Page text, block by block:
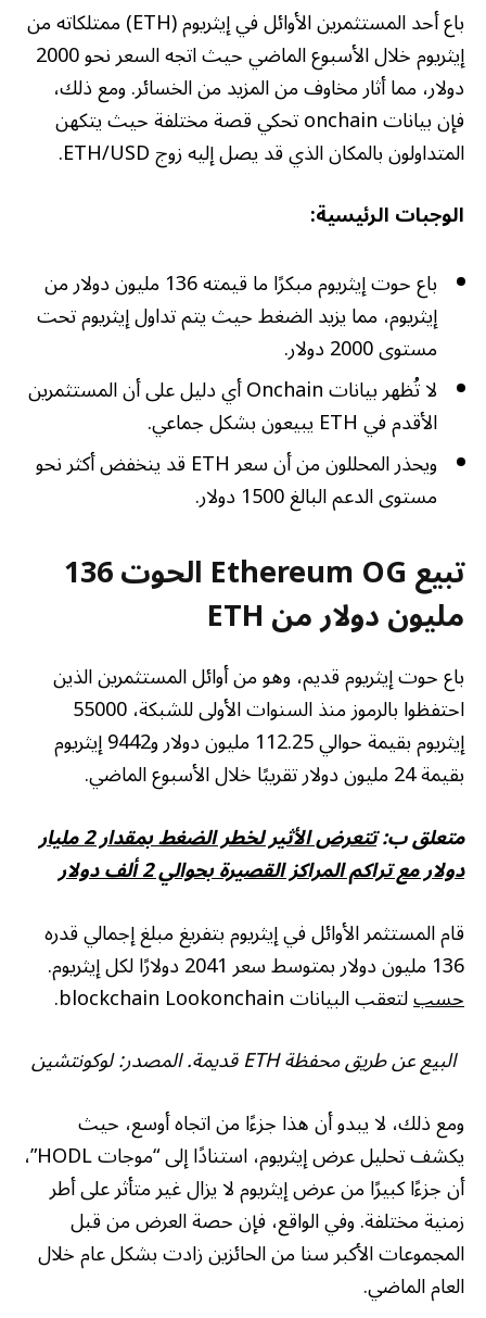
باع أحد المستثمرين الأوائل في إيثريوم (ETH) ممتلكاته من
إيثريوم خلال الأسبوع الماضي حيث اتجه السعر نحو 2000
دولار، مما أثار مخاوف من المزيد من الخسائر. ومع ذلك،
فإن بيانات onchain تحكي قصة مختلفة حيث يتكهن
المتداولون بالمكان الذي قد يصل إليه زوج ETH/USD.
الوجبات الرئيسية:
باع حوت إيثريوم مبكرًا ما قيمته 136 مليون دولار من
إيثريوم، مما يزيد الضغط حيث يتم تداول إيثريوم تحت
مستوى 2000 دولار.
لا تُظهر بيانات Onchain أي دليل على أن المستثمرين
الأقدم في ETH يبيعون بشكل جماعي.
ويحذر المحللون من أن سعر ETH قد ينخفض ​​أكثر نحو
مستوى الدعم البالغ 1500 دولار.
تبيع Ethereum OG الحوت 136
مليون دولار من ETH
باع حوت إيثريوم قديم، وهو من أوائل المستثمرين الذين
احتفظوا بالرموز منذ السنوات الأولى للشبكة، 55000
إيثريوم بقيمة حوالي 112.25 مليون دولار و9442 إيثريوم
بقيمة 24 مليون دولار تقريبًا خلال الأسبوع الماضي.
متعلق ب:
تتعرض الأثير لخطر الضغط بمقدار 2 مليار
دولار مع تراكم المراكز القصيرة بحوالي 2 ألف دولار
قام المستثمر الأوائل في إيثريوم بتفريغ مبلغ إجمالي قدره
136 مليون دولار بمتوسط ​​سعر 2041 دولارًا لكل إيثريوم.
حسبلتعقب البيانات blockchain Lookonchain.
البيع عن طريق محفظة ETH قديمة. المصدر: لوكونتشين
ومع ذلك، لا يبدو أن هذا جزءًا من اتجاه أوسع، حيث
يكشف تحليل عرض إيثريوم، استنادًا إلى “موجات HODL”،
أن جزءًا كبيرًا من عرض إيثريوم لا يزال غير متأثر على أطر
زمنية مختلفة. وفي الواقع، فإن حصة العرض من قبل
المجموعات الأكبر سنا من الحائزين زادت بشكل عام خلال
العام الماضي.